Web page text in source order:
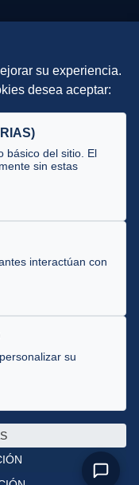
su experiencia.
desea aceptar:
básico del sitio. El
sin estas
interactúan con
su